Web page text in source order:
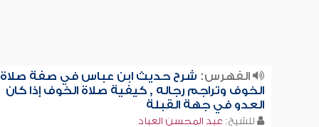
الفهرس: شرح حديث ابن عباس في صفة صلاة
الخوف وتراجم رجاله , كيفية صلاة الخوف إذا كان
العدو في جهة القبلة
للشيخ: عبد المحسن العباد